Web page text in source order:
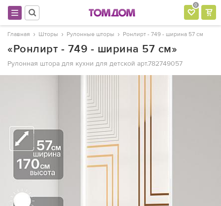
0
Главная Шторы Рулонные шторы Ронлирт - 749 - ширина 57 см
«Ронлирт - 749 - ширина 57 см»
Рулонная штора для кухни для детской арт.782749057